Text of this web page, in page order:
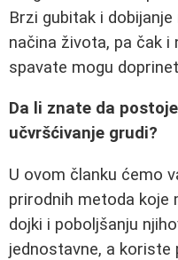
Brzi gubitak i
načina života, pa čak i
spavate mogu
Da li znate da
učvršćivanje grudi?
U ovom članku ćemo
prirodnih metoda koje
dojki i poboljšanju
jednostavne, a